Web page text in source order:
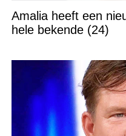
Amalia heeft een
hele bekende (24)